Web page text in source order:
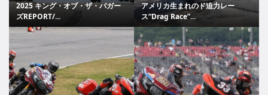
2025 キング・オブ・ザ・バガー
ズREPORT/...
アメリカ生まれのド迫力レー
ス“Drag Race”...